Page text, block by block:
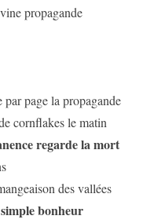
propagande
par page la propagande
cornflakes le matin
regarde la mort
des vallées
bonheur